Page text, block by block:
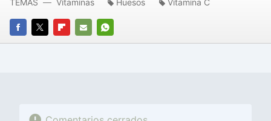
FACEBOOK
TWITTERFLIPBOARD
E-
WHATSAPP